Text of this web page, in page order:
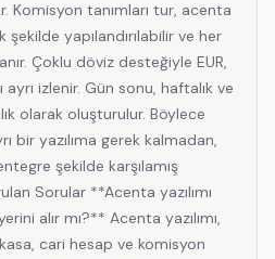
Komisyon tanımları tur, acenta
yapılandırılabilir ve her
Çoklu döviz desteğiyle EUR,
ayrı izlenir. Gün sonu, haftalık ve
olarak oluşturulur. Böylece
bir yazılıma gerek kalmadan,
şekilde karşılamış
Sorular **Acenta yazılımı
alır mı?** Acenta yazılımı,
cari hesap ve komisyon